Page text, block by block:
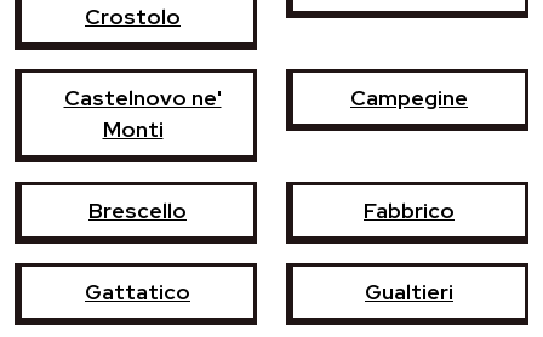
Crostolo
Castelnovo ne'
Monti
Campegine
Brescello Fabbrico
Gattatico Gualtieri